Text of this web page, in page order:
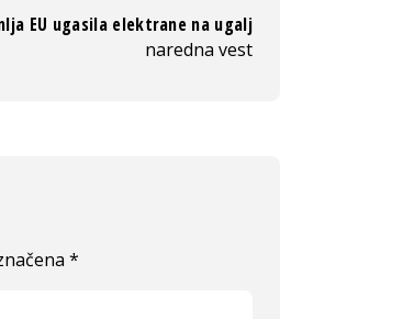
EU ugasila elektrane na ugalj
naredna vest
*